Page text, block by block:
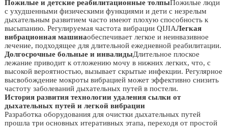
Пожилые и детские реабилитационные толпыПожилые люди
с ухудшенными физическими функциями и дети с незрелым
дыхательным развитием часто имеют плохую способность к
высыпанию. Регулируемая частота вибрации QIJIAЛегкая
вибрационная машинаобеспечивает легкое и неинвазивное
лечение, подходящее для длительной ежедневной реабилитации.
Долгосрочные больные и инвалидыДлительное плоское
лежание приводит к отложению мочу в нижних легких, что, с
высокой вероятностью, вызывает скрытые инфекции. Регулярное
высвобождение мокроты вибрацией может эффективно снизить
частоту заболеваний дыхательных путей в постели.
История развития технологии удаления сылки от
дыхательных путей и легкой вибрации
Разработка оборудования для очистки дыхательных путей
прошла три основных итеративных этапа, переходя от простой